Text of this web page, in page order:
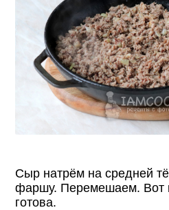
Сыр натрём на средней
фаршу. Перемешаем. Вот
готова.